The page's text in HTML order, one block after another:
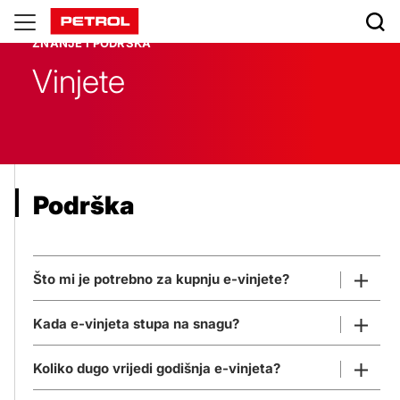
Znanje
podrška
ZNANJE I PODRŠKA
Vinjete
Podrška
Što mi je potrebno za kupnju e-vinjete?
Za kupnju e-vinjete potrebni su vam:
država registracije vozila,
Kada e-vinjeta stupa na snagu?
Prilikom kupnje e-vinjete potrebno je
odabrati željeni datum početka važenja.
Koliko dugo vrijedi godišnja e-vinjeta?